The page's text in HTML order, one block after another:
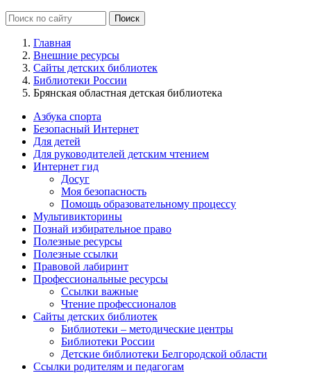
Главная
Внешние ресурсы
Сайты детских библиотек
Библиотеки России
Брянская областная детская библиотека
Азбука спорта
Безопасный Интернет
Для детей
Для руководителей детским чтением
Интернет гид
Досуг
Моя безопасность
Помощь образовательному процессу
Мультивикторины
Познай избирательное право
Полезные ресурсы
Полезные ссылки
Правовой лабиринт
Профессиональные ресурсы
Ссылки важные
Чтение профессионалов
Сайты детских библиотек
Библиотеки – методические центры
Библиотеки России
Детские библиотеки Белгородской области
Ссылки родителям и педагогам